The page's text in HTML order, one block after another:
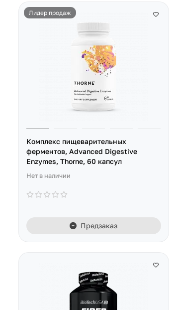
Лидер продаж
Комплекс пищеварительных
ферментов, Advanced Digestive
Enzymes, Thorne, 60 капсул
Нет в наличии
Предзаказ